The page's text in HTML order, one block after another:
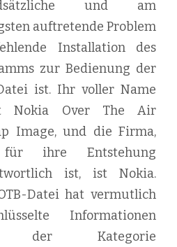
und am
auftretende Problem
Installation des
zur Bedienung der
ist. Ihr voller Name
Nokia Over The Air
Image, und die Firma,
ihre Entstehung
ist, ist Nokia.
Datei hat vermutlich
Informationen
der Kategorie